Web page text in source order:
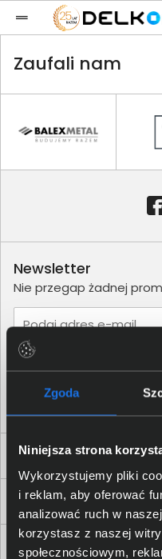
Zgoda
Niniejsza strona
Wykorzystujemy pliki
i reklam, aby oferować
analizować ruch w
korzystasz z naszej
społecznościowym,
Zaufali nam
Dla Firm i Instytucji
Zakupy
Delkom 2000
Newsletter
Nie przegap żadnej
Podaj adres e-mail